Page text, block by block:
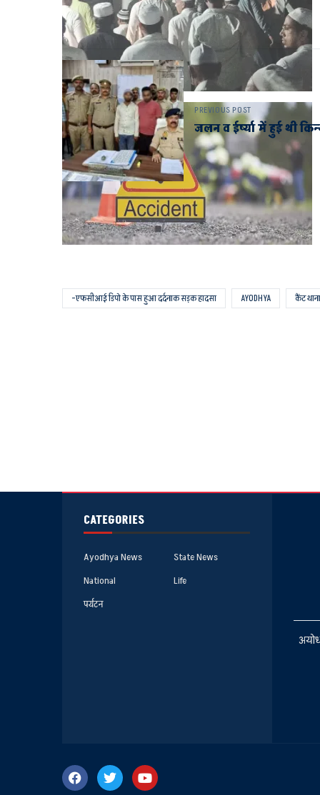
-एफसीआई डिपो के पास हुआ दर्दनाक सड़क हादसा AYODHYA कैंट थाना
PREVIOUS POST
जलन व ईर्ष्या में हुई थी
CATEGORIES
Ayodhya News
State News
National
Life
पर्यटन